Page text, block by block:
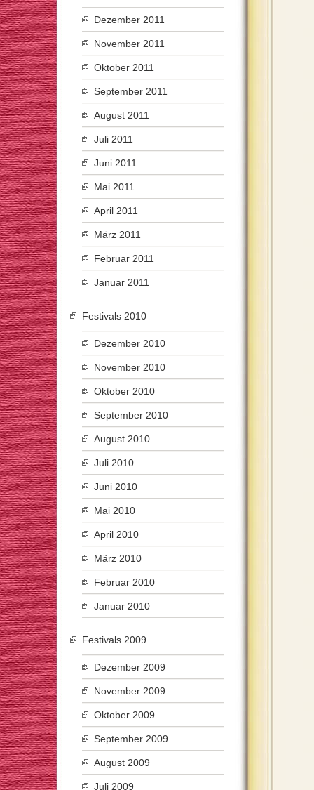
Dezember 2011
November 2011
Oktober 2011
September 2011
August 2011
Juli 2011
Juni 2011
Mai 2011
April 2011
März 2011
Februar 2011
Januar 2011
Festivals 2010
Dezember 2010
November 2010
Oktober 2010
September 2010
August 2010
Juli 2010
Juni 2010
Mai 2010
April 2010
März 2010
Februar 2010
Januar 2010
Festivals 2009
Dezember 2009
November 2009
Oktober 2009
September 2009
August 2009
Juli 2009